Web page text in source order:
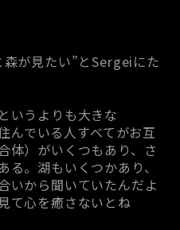
が見たい”とSergeiにた
いうよりも大きな
んでいる人すべてがお互
体）がいくつもあり、さ
。湖もいくつかあり、
いから聞いていたんだよ
て心を癒さないとね